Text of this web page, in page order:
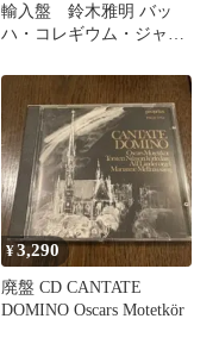
輸入盤 鈴木雅明 バッ
ハ・コレギウム・ジャパ
¥3,290
廃盤 CD CANTATE
DOMINO Oscars Motetkör